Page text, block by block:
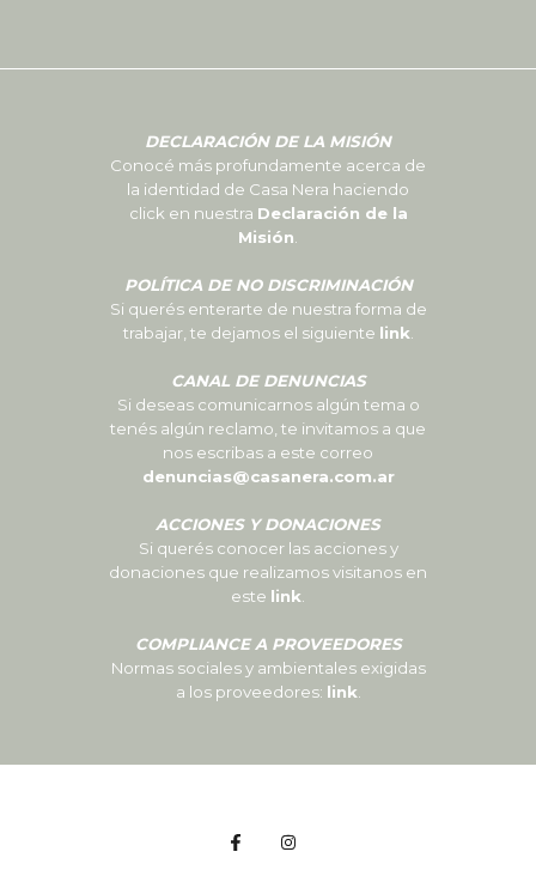
DECLARACIÓN DE LA MISIÓN
Conocé más profundamente acerca de
la identidad de Casa Nera haciendo
click en nuestra Declaración de la
Misión.
POLÍTICA DE NO DISCRIMINACIÓN
Si querés enterarte de nuestra forma de
trabajar, te dejamos el siguiente link.
CANAL DE DENUNCIAS
Si deseas comunicarnos algún tema o
tenés algún reclamo, te invitamos a que
nos escribas a este correo
denuncias@casanera.com.ar
ACCIONES Y DONACIONES
Si querés conocer las acciones y
donaciones que realizamos visitanos en
este link.
COMPLIANCE A PROVEEDORES
Normas sociales y ambientales exigidas
a los proveedores: link.